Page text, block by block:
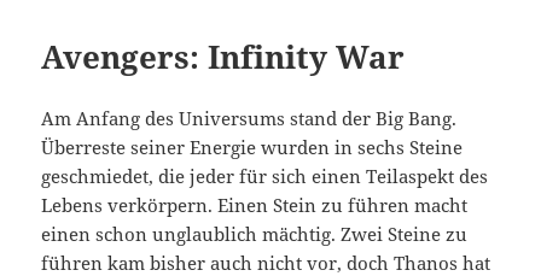
Avengers: Infinity War
Am Anfang des Universums stand der Big Bang.
Überreste seiner Energie wurden in sechs Steine
geschmiedet, die jeder für sich einen Teilaspekt des
Lebens verkörpern. Einen Stein zu führen macht
einen schon unglaublich mächtig. Zwei Steine zu
führen kam bisher auch nicht vor, doch Thanos hat